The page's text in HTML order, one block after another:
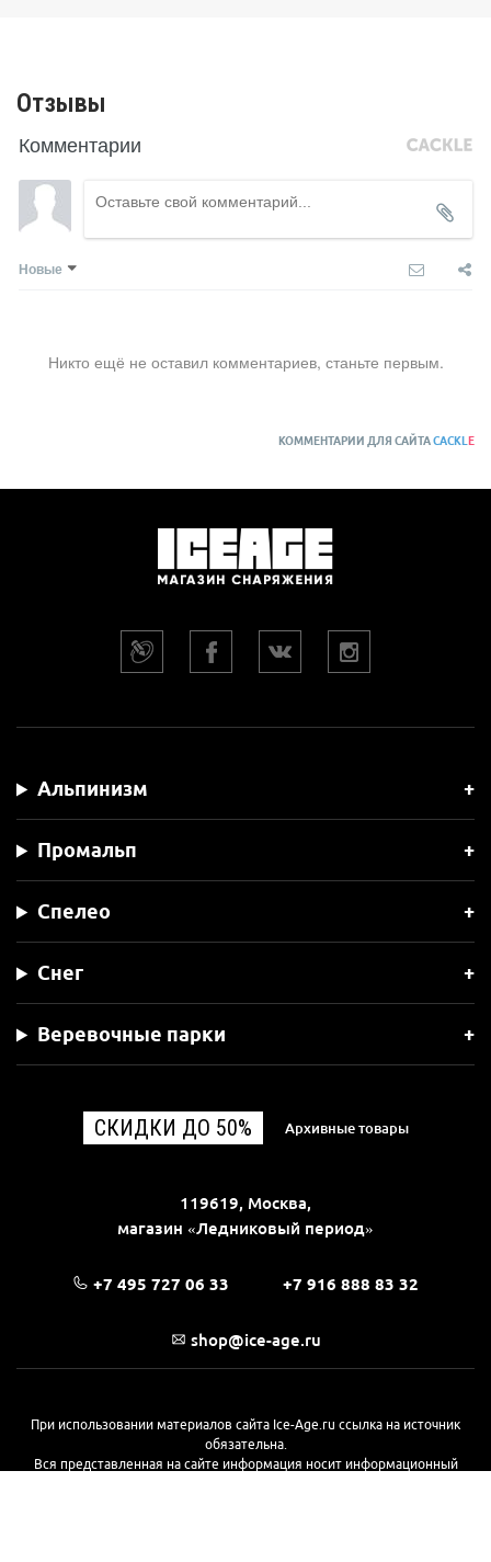
Отзывы
Комментарии
Новые
Никто ещё не оставил комментариев, станьте первым.
КОММЕНТАРИИ ДЛЯ САЙТАCACKL E
Альпинизм
Промальп
Спелео
Снег
Веревочные парки
СКИДКИ ДО 50% Архивные товары
119619, Москва,
магазин «Ледниковый период»
+7 495 727 06 33 +7 916 888 83 32
shop@ice-age.ru
При использовании материалов сайта Ice-Age.ru ссылка на источник
обязательна.
Вся представленная на сайте информация носит информационный